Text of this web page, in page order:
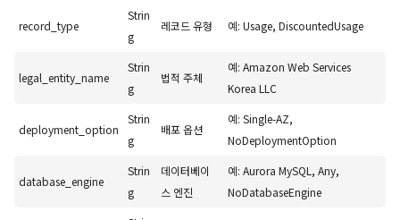
record_type
Strin
g
레코드 유형 예: Usage, DiscountedUsage
legal_entity_name
Strin
g
법적 주체
예: Amazon Web Services
Korea LLC
deployment_option
Strin
g
배포 옵션
예: Single-AZ,
NoDeploymentOption
database_engine
Strin
g
데이터베이
스 엔진
예: Aurora MySQL, Any,
NoDatabaseEngine